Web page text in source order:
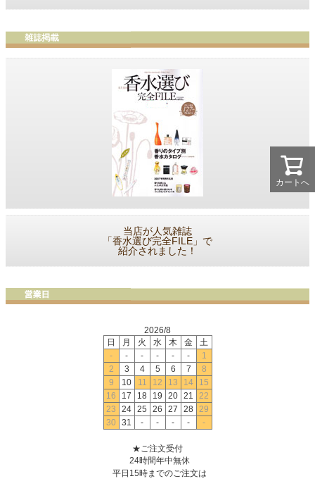
カートへ
当店が人気雑誌
「香水選び完全FILE」で
紹介されました！
2026/8
日
月 火 水 木 金
土
-
- - - - -
1
2
3 4 5 6 7
8
9
10 11 12 13 14
15
16
17 18 19 20 21
22
23
24 25 26 27 28
29
30
31 - - - - -
★ご注文受付
24時間年中無休
平日15時までのご注文は